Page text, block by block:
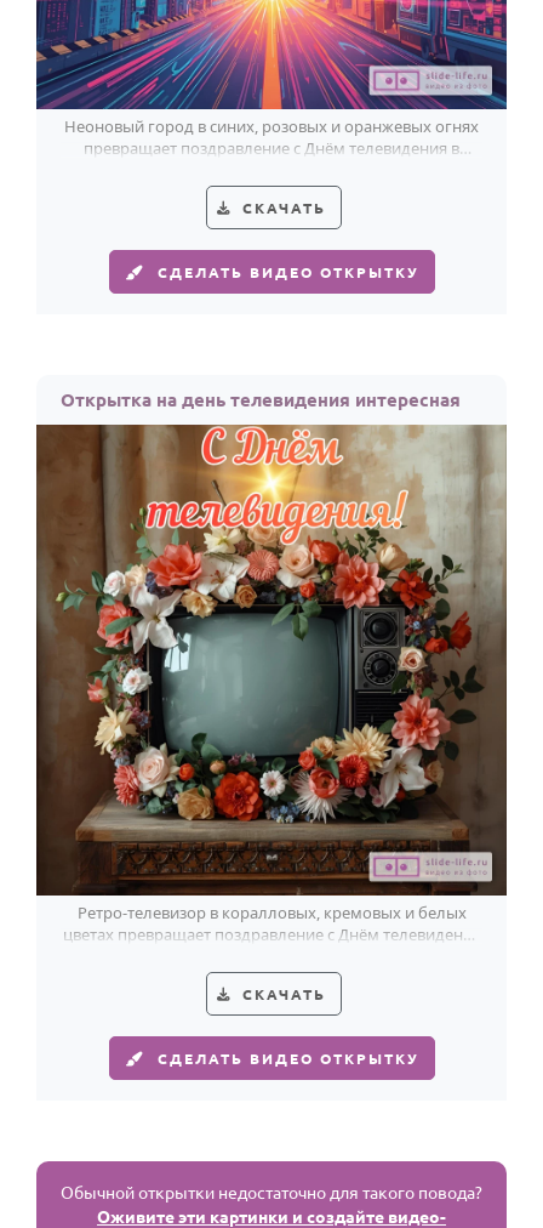
Неоновый город в синих, розовых и оранжевых огнях
превращает поздравление с Днём телевидения в
СКАЧАТЬ
СДЕЛАТЬ ВИДЕО ОТКРЫТКУ
Открытка на день телевидения интересная
Ретро-телевизор в коралловых, кремовых и белых
цветах превращает поздравление с Днём телевидения
СКАЧАТЬ
СДЕЛАТЬ ВИДЕО ОТКРЫТКУ
Обычной открытки недостаточно для такого повода?
Оживите эти картинки и создайте видео-